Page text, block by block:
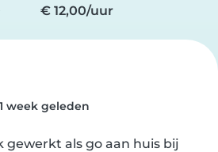
€ 12,00/uur
1 week geleden
gewerkt als go aan huis bij